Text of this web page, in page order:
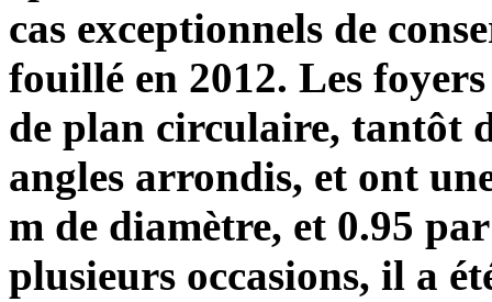
cas exceptionnels de
fouillé en 2012. Les
de plan circulaire, tantôt
angles arrondis, et ont
m de diamètre, et 0.95
plusieurs occasions, il a